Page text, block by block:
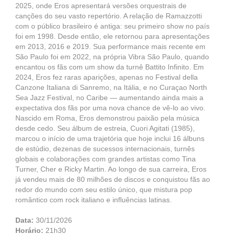
2025, onde Eros apresentará versões orquestrais de
canções do seu vasto repertório. A relação de Ramazzotti
com o público brasileiro é antiga: seu primeiro show no país
foi em 1998. Desde então, ele retornou para apresentações
em 2013, 2016 e 2019. Sua performance mais recente em
São Paulo foi em 2022, na própria Vibra São Paulo, quando
encantou os fãs com um show da turnê Battito Infinito. Em
2024, Eros fez raras aparições, apenas no Festival della
Canzone Italiana di Sanremo, na Itália, e no Curaçao North
Sea Jazz Festival, no Caribe — aumentando ainda mais a
expectativa dos fãs por uma nova chance de vê-lo ao vivo.
Nascido em Roma, Eros demonstrou paixão pela música
desde cedo. Seu álbum de estreia, Cuori Agitati (1985),
marcou o início de uma trajetória que hoje inclui 16 álbuns
de estúdio, dezenas de sucessos internacionais, turnês
globais e colaborações com grandes artistas como Tina
Turner, Cher e Ricky Martin. Ao longo de sua carreira, Eros
já vendeu mais de 80 milhões de discos e conquistou fãs ao
redor do mundo com seu estilo único, que mistura pop
romântico com rock italiano e influências latinas.
Data: 30/11/2026
Horário: 21h30